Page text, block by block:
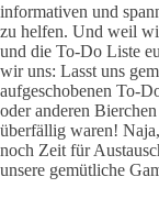
informativen und
zu helfen. Und weil
und die To-Do Liste
wir uns: Lasst uns
aufgeschobenen To-
oder anderen
überfällig waren!
noch Zeit für
unsere gemütliche